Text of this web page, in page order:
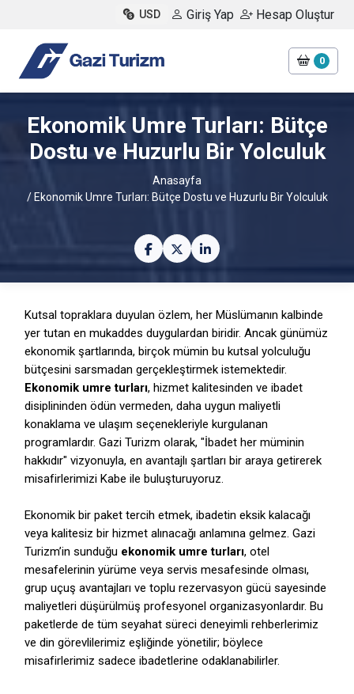
USD Giriş Yap Hesap Oluştur
0
Ekonomik Umre Turları: Bütçe
Dostu ve Huzurlu Bir Yolculuk
Anasayfa
/ Ekonomik Umre Turları: Bütçe Dostu ve Huzurlu Bir Yolculuk
Kutsal topraklara duyulan özlem, her Müslümanın kalbinde
yer tutan en mukaddes duygulardan biridir. Ancak günümüz
ekonomik şartlarında, birçok mümin bu kutsal yolculuğu
bütçesini sarsmadan gerçekleştirmek istemektedir.
Ekonomik umre turları, hizmet kalitesinden ve ibadet
disiplininden ödün vermeden, daha uygun maliyetli
konaklama ve ulaşım seçenekleriyle kurgulanan
programlardır. Gazi Turizm olarak, "İbadet her müminin
hakkıdır" vizyonuyla, en avantajlı şartları bir araya getirerek
misafirlerimizi Kabe ile buluşturuyoruz.
Ekonomik bir paket tercih etmek, ibadetin eksik kalacağı
veya kalitesiz bir hizmet alınacağı anlamına gelmez. Gazi
Turizm’in sunduğu ekonomik umre turları, otel
mesafelerinin yürüme veya servis mesafesinde olması,
grup uçuş avantajları ve toplu rezervasyon gücü sayesinde
maliyetleri düşürülmüş profesyonel organizasyonlardır. Bu
paketlerde de tüm seyahat süreci deneyimli rehberlerimiz
ve din görevlilerimiz eşliğinde yönetilir; böylece
misafirlerimiz sadece ibadetlerine odaklanabilirler.